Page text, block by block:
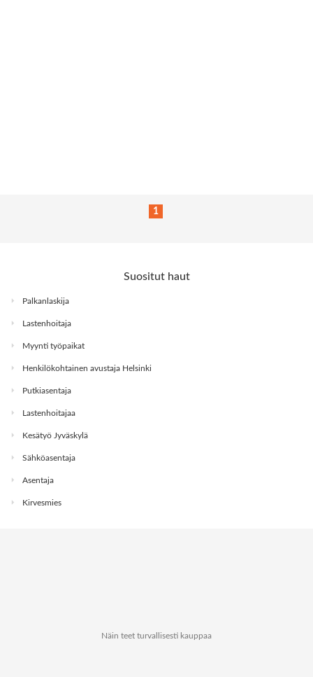
1
Suositut haut
Palkanlaskija
Lastenhoitaja
Myynti työpaikat
Henkilökohtainen avustaja Helsinki
Putkiasentaja
Lastenhoitajaa
Kesätyö Jyväskylä
Sähköasentaja
Asentaja
Kirvesmies
Näin teet turvallisesti kauppaa